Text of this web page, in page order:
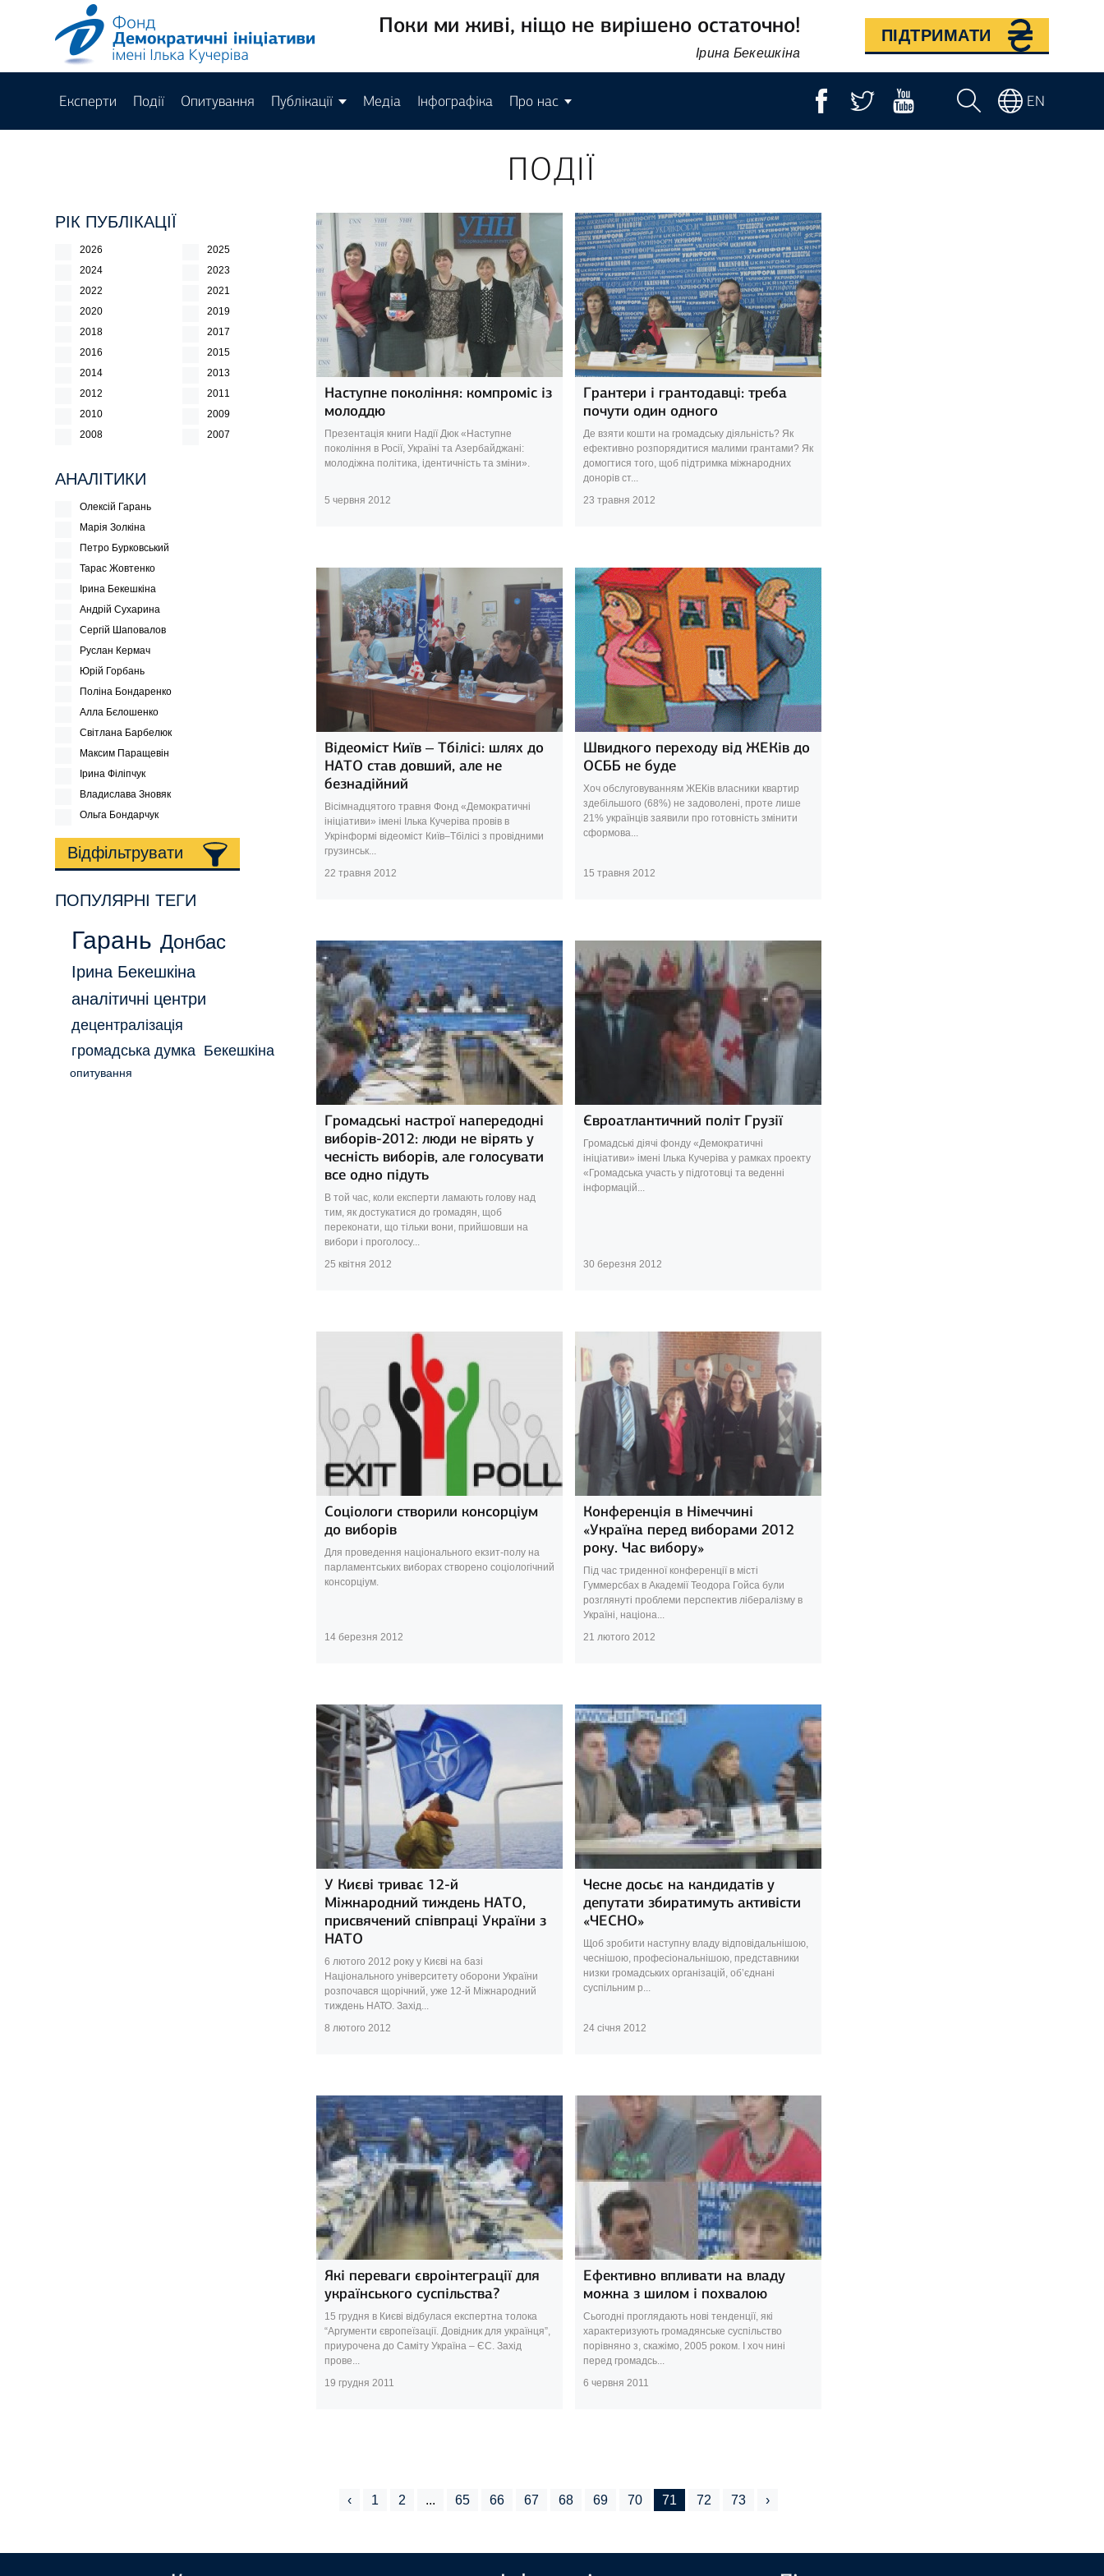
Поки ми живі, ніщо не вирішено остаточно!
Ірина Бекешкіна
ПІДТРИМАТИ
Експерти Події Опитування Публікації Медіа Інфографіка Про нас EN
ПОДІЇ
РІК ПУБЛІКАЦІЇ
2026
2025
2024
2023
2022
2021
2020
2019
2018
2017
2016
2015
2014
2013
2012
2011
2010
2009
2008
2007
АНАЛІТИКИ
Олексій Гарань
Марія Золкіна
Петро Бурковський
Тарас Жовтенко
Ірина Бекешкіна
Андрій Сухарина
Сергій Шаповалов
Руслан Кермач
Юрій Горбань
Поліна Бондаренко
Алла Бєлошенко
Світлана Барбелюк
Максим Паращевін
Ірина Філіпчук
Владислава Зновяк
Ольга Бондарчук
Відфільтрувати
ПОПУЛЯРНІ ТЕГИ
Гарань Донбас
Ірина Бекешкіна
аналітичні центри
децентралізація
громадська думка Бекешкіна
опитування
Наступне покоління: компроміс із
молоддю
Презентація книги Надії Дюк «Наступне
покоління в Росії, Україні та Азербайджані:
молодіжна політика, ідентичність та зміни».
5 червня 2012
Грантери і грантодавці: треба
почути один одного
Де взяти кошти на громадську діяльність? Як
ефективно розпорядитися малими грантами? Як
домогтися того, щоб підтримка міжнародних
донорів ст...
23 травня 2012
Відеоміст Київ – Тбілісі: шлях до
НАТО став довший, але не
безнадійний
Вісімнадцятого травня Фонд «Демократичні
ініціативи» імені Ілька Кучеріва провів в
Укрінформі відеоміст Київ–Тбілісі з провідними
грузинськ...
22 травня 2012
Швидкого переходу від ЖЕКів до
ОСББ не буде
Хоч обслуговуванням ЖЕКів власники квартир
здебільшого (68%) не задоволені, проте лише
21% українців заявили про готовність змінити
сформова...
15 травня 2012
Громадські настрої напередодні
виборів-2012: люди не вірять у
чесність виборів, але голосувати
все одно підуть
В той час, коли експерти ламають голову над
тим, як достукатися до громадян, щоб
переконати, що тільки вони, прийшовши на
вибори і проголосу...
25 квітня 2012
Євроатлантичний політ Грузії
Громадські діячі фонду «Демократичні
ініціативи» імені Ілька Кучеріва у рамках проекту
«Громадська участь у підготовці та веденні
інформацій...
30 березня 2012
Соціологи створили консорціум
до виборів
Для проведення нацiонального екзит-полу на
парламентських виборах створено соцiологiчний
консорціум.
14 березня 2012
Конференція в Німеччині
«Україна перед виборами 2012
року. Час вибору»
Під час триденної конференції в місті
Гуммерсбах в Академії Теодора Гойса були
розглянуті проблеми перспектив лібералізму в
Україні, націона...
21 лютого 2012
У Києві триває 12-й
Міжнародний тиждень НАТО,
присвячений співпраці України з
НАТО
6 лютого 2012 року у Києві на базі
Національного університету оборони України
розпочався щорічний, уже 12-й Міжнародний
тиждень НАТО. Захід...
8 лютого 2012
Чесне досьє на кандидатів у
депутати збиратимуть активісти
«ЧЕСНО»
Щоб зробити наступну владу відповідальнішою,
чеснішою, професіональнішою, представники
низки громадських організацій, об’єднані
суспільним р...
24 січня 2012
Які переваги євроінтеграції для
українського суспільства?
15 грудня в Києві відбулася експертна толока
“Аргументи європеїзації. Довідник для українця”,
приурочена до Саміту Україна – ЄС. Захід
прове...
19 грудня 2011
Ефективно впливати на владу
можна з шилом і похвалою
Cьогодні проглядають нові тенденції, які
характеризують громадянське суспільство
порівняно з, скажімо, 2005 роком. І хоч нині
перед громадсь...
6 червня 2011
‹ 1 2 ... 65 66 67 68 69 70 71 72 73 ›